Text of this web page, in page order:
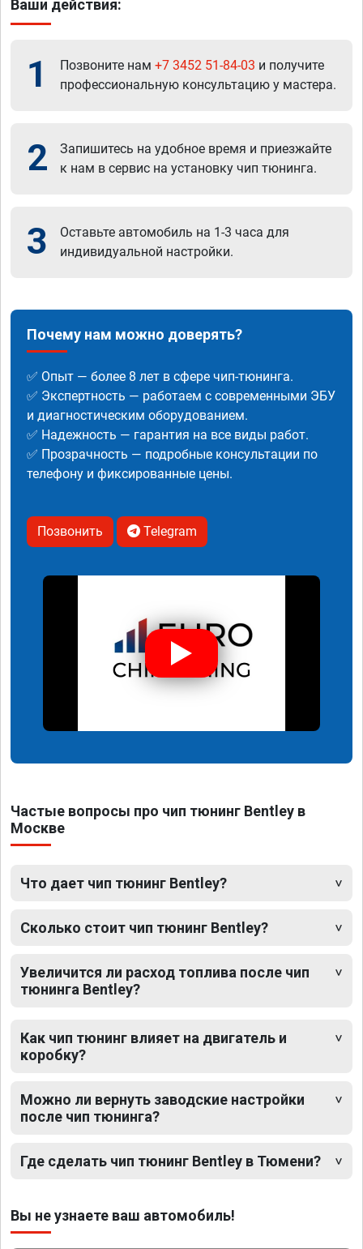
Ваши действия:
1 Позвоните нам +7 3452 51-84-03 и получите
профессиональную консультацию у мастера.
2
Запишитесь на удобное время и приезжайте
к нам в сервис на установку чип тюнинга.
3
Оставьте автомобиль на 1-3 часа для
индивидуальной настройки.
Почему нам можно доверять?
✅ Опыт — более 8 лет в сфере чип-тюнинга.
✅ Экспертность — работаем с современными ЭБУ
и диагностическим оборудованием.
✅ Надежность — гарантия на все виды работ.
✅ Прозрачность — подробные консультации по
телефону и фиксированные цены.
Позвонить Telegram
Частые вопросы про чип тюнинг Bentley в
Москве
Что дает чип тюнинг Bentley?
Сколько стоит чип тюнинг Bentley?
Увеличится ли расход топлива после чип
тюнинга Bentley?
Как чип тюнинг влияет на двигатель и
коробку?
Можно ли вернуть заводские настройки
после чип тюнинга?
Где сделать чип тюнинг Bentley в Тюмени?
Вы не узнаете ваш автомобиль!